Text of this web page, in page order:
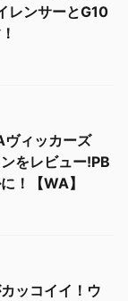
レンサーとG10
ヴィッカーズ
をレビュー!PB
！【WA】
ッコイイ！ウ